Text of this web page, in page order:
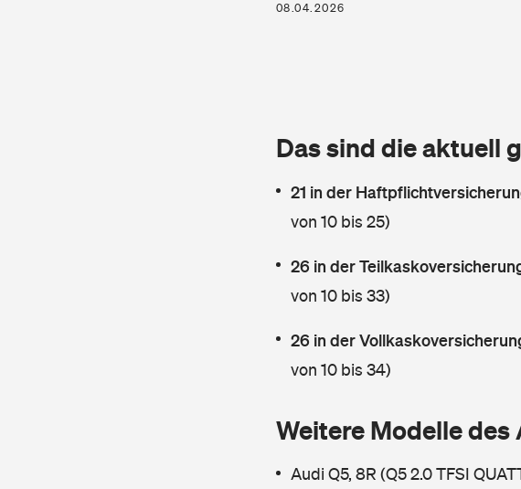
08.04.2026
Das sind die aktuell
21 in der
von 10 bis 25)
26 in der
von 10 bis 33)
26 in der
von 10 bis 34)
Weitere Modelle
Audi Q5, 8R (Q5 2.0 TFSI